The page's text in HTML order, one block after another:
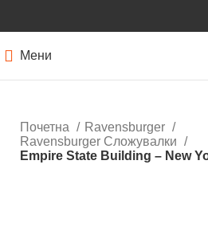
Мени
Почетна
Ravensburger
Ravensburger Сложувалки
Empire State Building – New